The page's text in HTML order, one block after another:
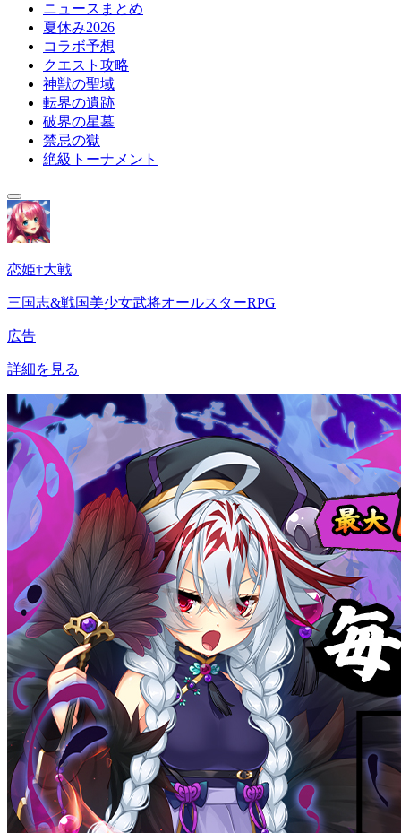
ニュースまとめ
夏休み2026
コラボ予想
クエスト攻略
神獣の聖域
転界の遺跡
破界の星墓
禁忌の獄
絶級トーナメント
恋姫†大戦
三国志&戦国美少女武将オールスターRPG
広告
詳細を見る